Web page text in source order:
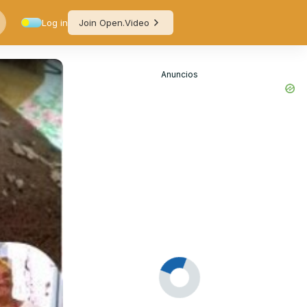
Log in Join Open.Video
Anuncios